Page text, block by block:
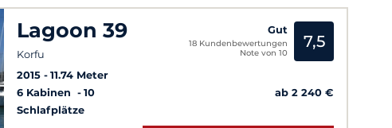
Lagoon 39
Korfu
2015
11.74 Meter
6 Kabinen
10
Schlafplätze
Gut
18 Kundenbewertungen
Note von 10
7,5
ab 2 240 €